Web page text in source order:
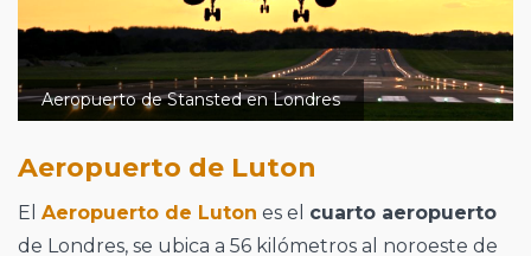
Aeropuerto de Stansted en Londres
Aeropuerto de Luton
El Aeropuerto de Luton es el cuarto aeropuerto
de Londres, se ubica a 56 kilómetros al noroeste de